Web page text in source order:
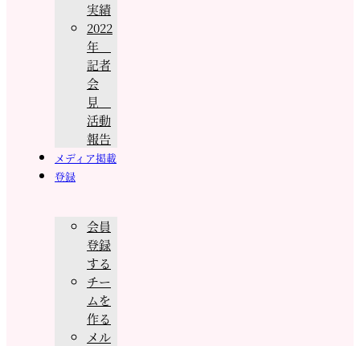
実績
2022
年
記者
会
見
活動
報告
メディア掲載
登録
会員
登録
する
チー
ムを
作る
メル